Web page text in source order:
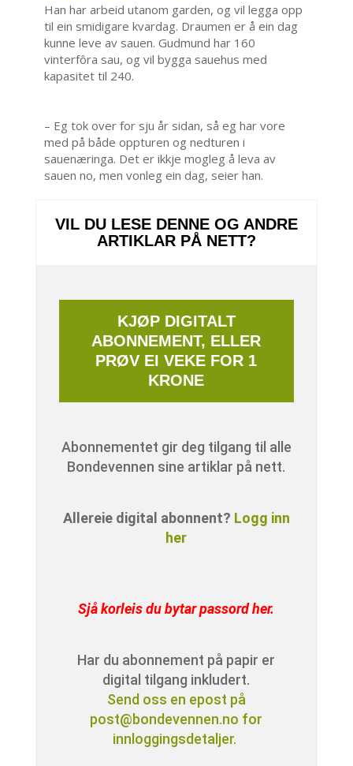
Han har arbeid utanom garden, og vil legga opp
til ein smidigare kvardag. Draumen er å ein dag
kunne leve av sauen. Gudmund har 160
vinterfôra sau, og vil bygga sauehus med
kapasitet til 240.
– Eg tok over for sju år sidan, så eg har vore
med på både oppturen og nedturen i
sauenæringa. Det er ikkje mogleg å leva av
sauen no, men vonleg ein dag, seier han.
VIL DU LESE DENNE OG ANDRE
ARTIKLAR PÅ NETT?
KJØP DIGITALT
ABONNEMENT, ELLER
PRØV EI VEKE FOR 1
KRONE
Abonnementet gir deg tilgang til alle
Bondevennen sine artiklar på nett.
Allereie digital abonnent? Logg inn
her
Sjå korleis du bytar passord her.
Har du abonnement på papir er
digital tilgang inkludert.
Send oss en epost på
post@bondevennen.no for
innloggingsdetaljer.